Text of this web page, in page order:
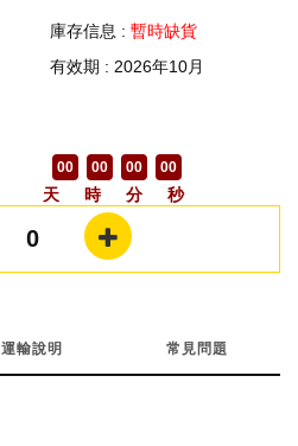
庫存信息 : 暫時缺貨
有效期 : 2026年10月
00 00 00 00
天 時 分 秒
0
運輸說明 常見問題